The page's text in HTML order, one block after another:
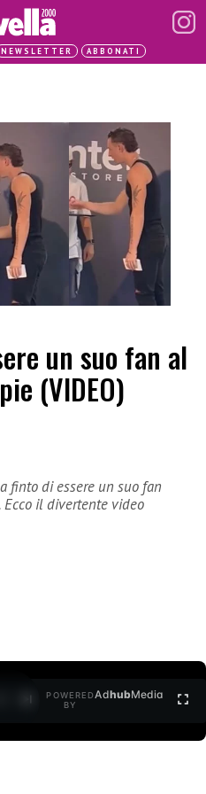
NEWSLETTER ABBONATI
un suo fan al
(VIDEO)
finto di essere un suo fan
il divertente video
POWERED
BY
AdhubMedia